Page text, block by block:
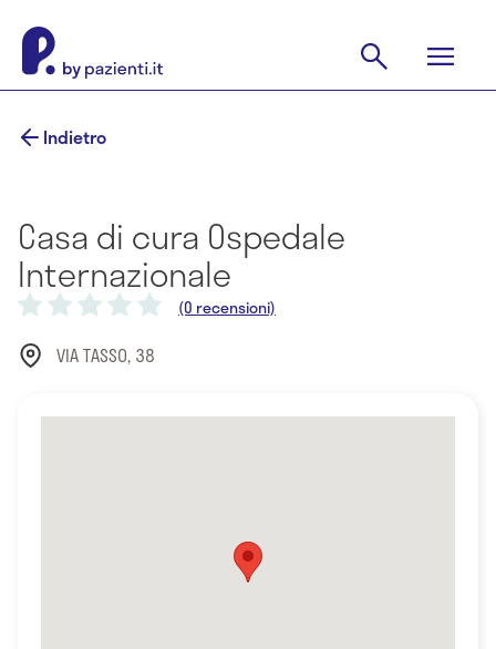
Indietro
Casa di cura Ospedale
Internazionale
(0 recensioni)
VIA TASSO, 38